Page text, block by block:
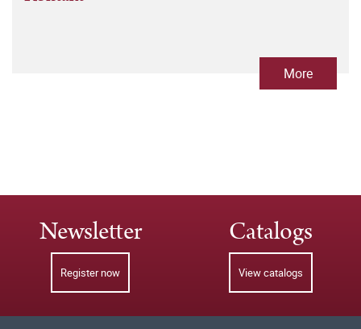
More
Newsletter
Register now
Catalogs
View catalogs